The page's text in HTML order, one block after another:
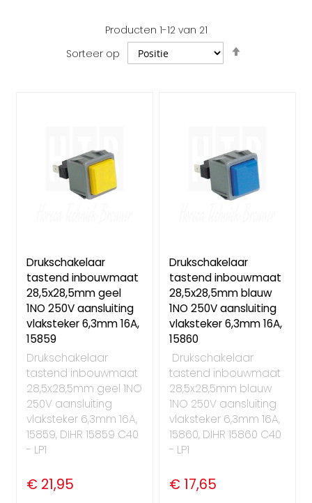
Producten 1-12van 21
Sorteer op
Drukschakelaar
tastend inbouwmaat
28,5x28,5mm geel
1NO 250V aansluiting
vlaksteker 6,3mm 16A,
15859
Drukschakelaar
tastend inbouwmaat
28,5x28,5mm geel 1NO
250V aansluiting
vlaksteker 6,3mm 16A,
15859, DIHR 15859 C40
- LP1
€ 21,95
Drukschakelaar
tastend inbouwmaat
28,5x28,5mm blauw
1NO 250V aansluiting
vlaksteker 6,3mm 16A,
15860
Drukschakelaar
tastend inbouwmaat
28,5x28,5mm blauw
1NO 250V aansluiting
vlaksteker 6,3mm 16A,
15860, DIHR 15860 C40
- LP1
€ 17,65